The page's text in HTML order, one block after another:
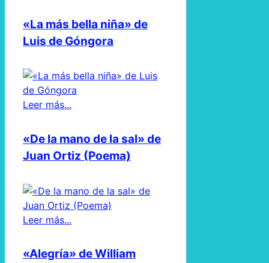
«La más bella niña» de
Luis de Góngora
Leer más...
«De la mano de la sal» de
Juan Ortiz (Poema)
Leer más...
«Alegría» de William